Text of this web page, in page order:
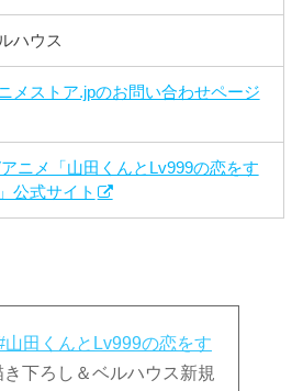
ハウス
メストア.jpのお問い合わせページ
ニメ「山田くんとLv999の恋をす
公式サイト
山田くんとLv999の恋をす
き下ろし＆ベルハウス新規